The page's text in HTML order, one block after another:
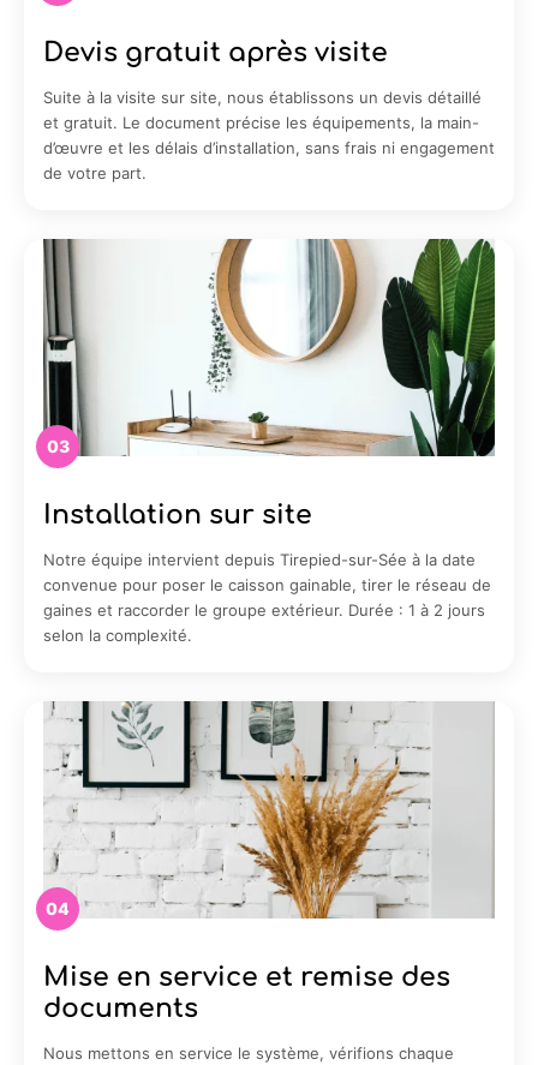
Devis gratuit après visite
Suite à la visite sur site, nous établissons un devis détaillé
et gratuit. Le document précise les équipements, la main-
d’œuvre et les délais d’installation, sans frais ni engagement
de votre part.
03
Installation sur site
Notre équipe intervient depuis Tirepied-sur-Sée à la date
convenue pour poser le caisson gainable, tirer le réseau de
gaines et raccorder le groupe extérieur. Durée : 1 à 2 jours
selon la complexité.
04
Mise en service et remise des
documents
Nous mettons en service le système, vérifions chaque